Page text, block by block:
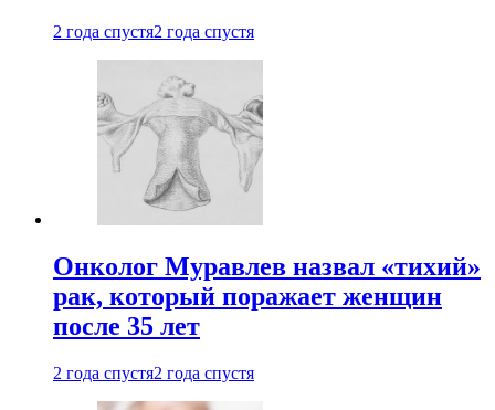
2 года спустя2 года спустя
Онколог Муравлев назвал «тихий»
рак, который поражает женщин
после 35 лет
2 года спустя2 года спустя